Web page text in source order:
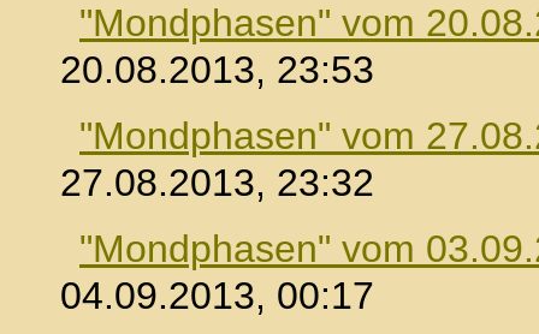
"Mondphasen" vom
20.08.2013, 23:53
"Mondphasen" vom
27.08.2013, 23:32
"Mondphasen" vom
04.09.2013, 00:17